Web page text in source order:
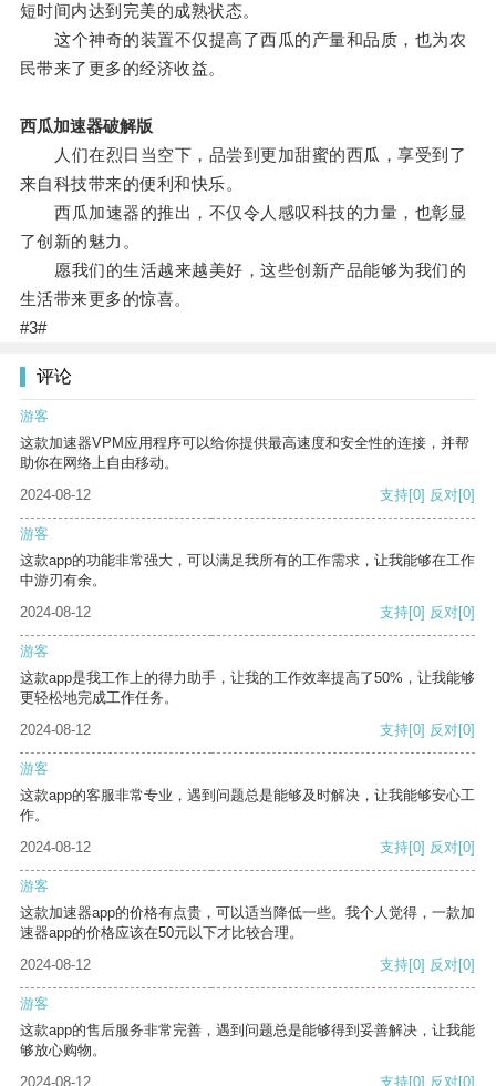
短时间内达到完美的成熟状态。
这个神奇的装置不仅提高了西瓜的产量和品质，也为农
民带来了更多的经济收益。
西瓜加速器破解版
人们在烈日当空下，品尝到更加甜蜜的西瓜，享受到了
来自科技带来的便利和快乐。
西瓜加速器的推出，不仅令人感叹科技的力量，也彰显
了创新的魅力。
愿我们的生活越来越美好，这些创新产品能够为我们的
生活带来更多的惊喜。
#3#
评论
游客
这款加速器VPM应用程序可以给你提供最高速度和安全性的连接，并帮
助你在网络上自由移动。
2024-08-12
支持[0] 反对[0]
游客
这款app的功能非常强大，可以满足我所有的工作需求，让我能够在工作
中游刃有余。
2024-08-12
支持[0] 反对[0]
游客
这款app是我工作上的得力助手，让我的工作效率提高了50%，让我能够
更轻松地完成工作任务。
2024-08-12
支持[0] 反对[0]
游客
这款app的客服非常专业，遇到问题总是能够及时解决，让我能够安心工
作。
2024-08-12
支持[0] 反对[0]
游客
这款加速器app的价格有点贵，可以适当降低一些。我个人觉得，一款加
速器app的价格应该在50元以下才比较合理。
2024-08-12
支持[0] 反对[0]
游客
这款app的售后服务非常完善，遇到问题总是能够得到妥善解决，让我能
够放心购物。
2024-08-12
支持[0] 反对[0]